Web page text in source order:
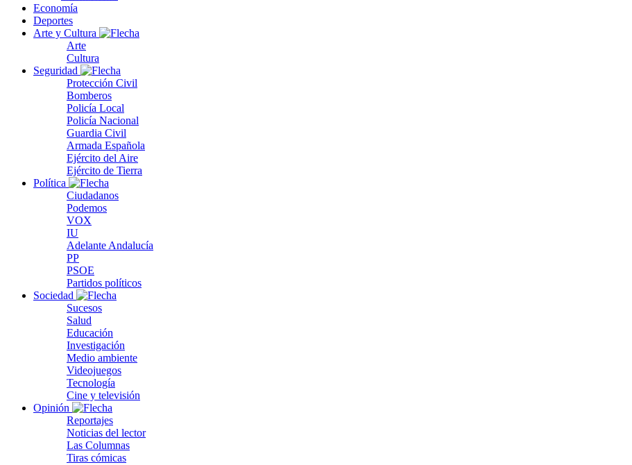
Economía
Deportes
Arte y Cultura
Arte
Cultura
Seguridad
Protección Civil
Bomberos
Policía Local
Policía Nacional
Guardia Civil
Armada Española
Ejército del Aire
Ejército de Tierra
Política
Ciudadanos
Podemos
VOX
IU
Adelante Andalucía
PP
PSOE
Partidos políticos
Sociedad
Sucesos
Salud
Educación
Investigación
Medio ambiente
Videojuegos
Tecnología
Cine y televisión
Opinión
Reportajes
Noticias del lector
Las Columnas
Tiras cómicas